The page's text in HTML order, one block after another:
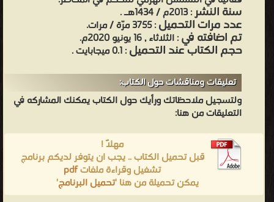
سنة النشر: 2013م / 1434هـ .
عدد مرات التحميل: 3755 مرّة / مرات.
تم اضافته في: الثلاثاء , 16 يونيو 2020م.
حجم الكتاب عند التحميل: 0.1 ميجابايت .
تعليقات ومناقشات حول الكتاب:
ولتسجيل ملاحظاتك ورأيك حول الكتاب يمكنك المشاركه في
التعليقات من هنا:
مهلاً !
قبل تحميل الكتاب .. يجب ان يتوفر لديكم برنامج
تشغيل وقراءة ملفاتpdf
يمكن تحميلة من هنا 'تحميل البرنامج'